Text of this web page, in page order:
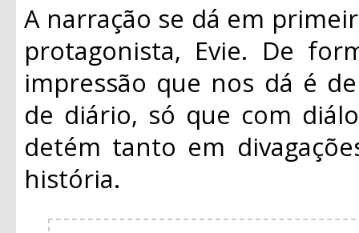
A narração se dá em
protagonista, Evie. De
impressão que nos dá é
de diário, só que com
detém tanto em
história.